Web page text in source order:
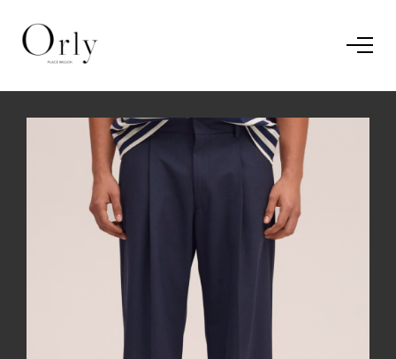
Le concept
Le vestiaire/
J'ai compris.